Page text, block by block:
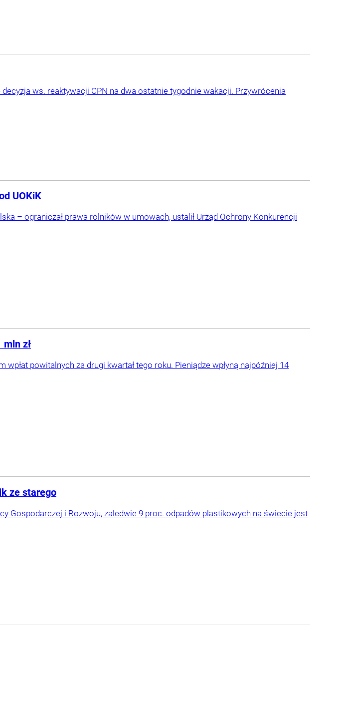
ws. reaktywacji CPN na dwa ostatnie tygodnie wakacji. Przywrócenia
UOKiK
– ograniczał prawa rolników w umowach, ustalił Urząd Ochrony Konkurencji
zł
wpłat powitalnych za drugi kwartał tego roku. Pieniądze wpłyną najpóźniej 14
ze starego
Gospodarczej i Rozwoju, zaledwie 9 proc. odpadów plastikowych na świecie jest